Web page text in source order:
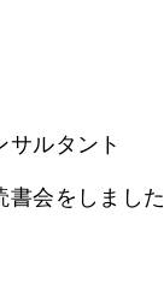
サルタント
書会をしました